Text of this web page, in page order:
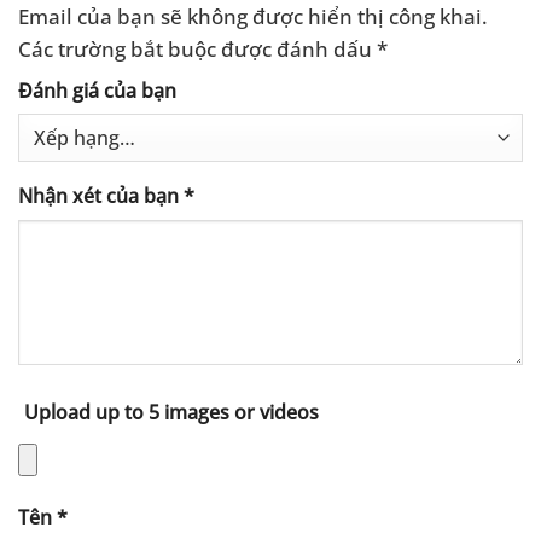
Email của bạn sẽ không được hiển thị công khai.
Các trường bắt buộc được đánh dấu *
Đánh giá của bạn
Nhận xét của bạn*
Upload up to 5 images or videos
Tên*